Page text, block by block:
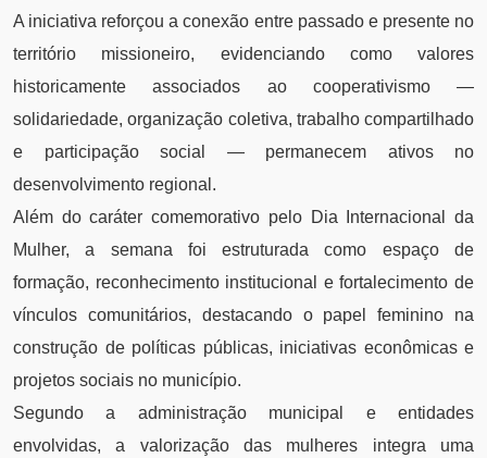
A iniciativa reforçou a conexão entre passado e presente no
território missioneiro, evidenciando como valores
historicamente associados ao cooperativismo —
solidariedade, organização coletiva, trabalho compartilhado
e participação social — permanecem ativos no
desenvolvimento regional.
Além do caráter comemorativo pelo Dia Internacional da
Mulher, a semana foi estruturada como espaço de
formação, reconhecimento institucional e fortalecimento de
vínculos comunitários, destacando o papel feminino na
construção de políticas públicas, iniciativas econômicas e
projetos sociais no município.
Segundo a administração municipal e entidades
envolvidas, a valorização das mulheres integra uma